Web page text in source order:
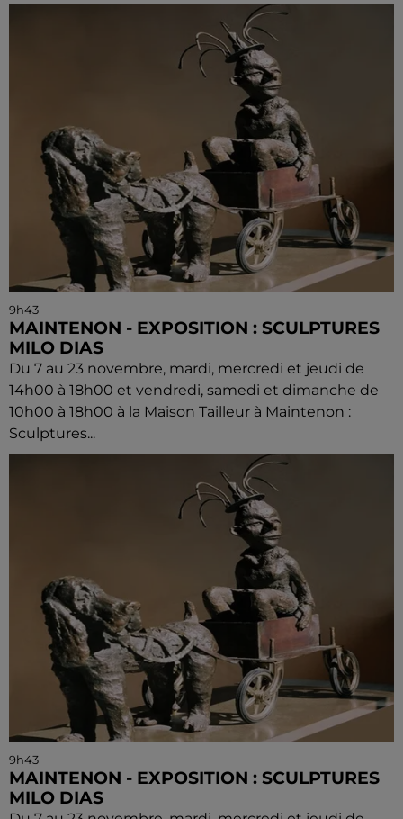
9h43
MAINTENON - EXPOSITION : SCULPTURES
MILO DIAS
Du 7 au 23 novembre, mardi, mercredi et jeudi de
14h00 à 18h00 et vendredi, samedi et dimanche de
10h00 à 18h00 à la Maison Tailleur à Maintenon :
Sculptures...
9h43
MAINTENON - EXPOSITION : SCULPTURES
MILO DIAS